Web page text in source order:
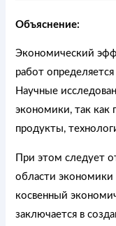
Объяснение:
Экономический
работ
Научные
экономики, так как
продукты,
При этом следует
области
косвенный
заключается в